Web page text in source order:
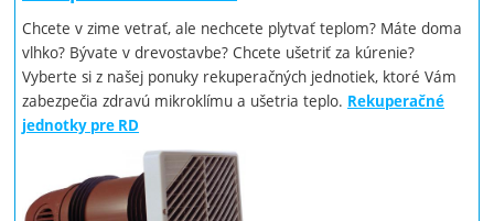
Chcete v zime vetrať, ale nechcete plytvať teplom? Máte doma
vlhko? Bývate v drevostavbe? Chcete ušetriť za kúrenie?
Vyberte si z našej ponuky rekuperačných jednotiek, ktoré Vám
zabezpečia zdravú mikroklímu a ušetria teplo. Rekuperačné
jednotky pre RD